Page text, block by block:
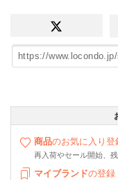
商品のお気に入り登
再入荷やセール開始、
マイブランドの登録